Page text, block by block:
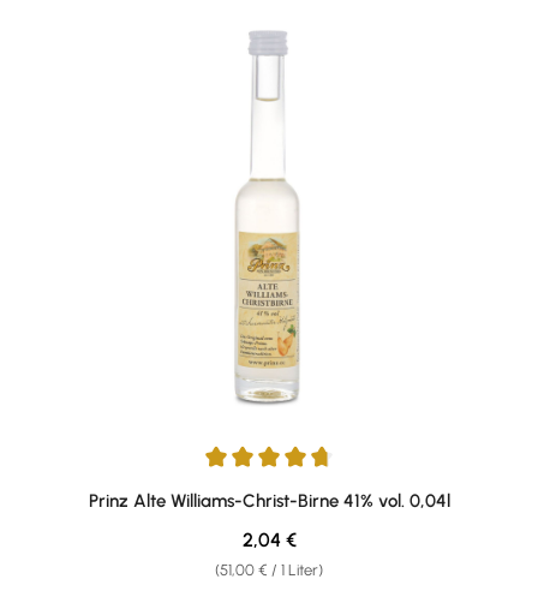
Durchschnittliche Bewertung von 4.75 von 5 Sternen
Prinz Alte Williams-Christ-Birne 41% vol. 0,04l
(51,00 € / 1 Liter)
Regulärer Preis:
2,04 €